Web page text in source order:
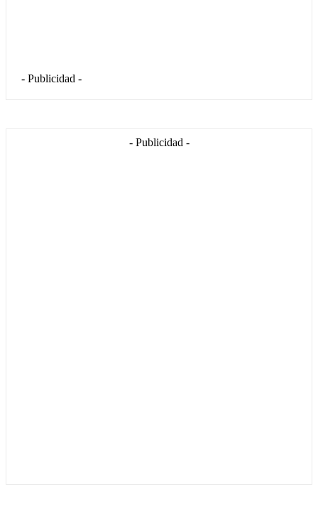
- Publicidad -
- Publicidad -